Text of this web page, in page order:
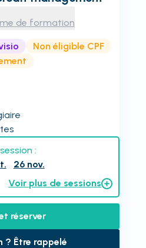
de formation
Non éligible CPF
:
26 nov.
Voir plus de sessions
réserver
? Être rappelé